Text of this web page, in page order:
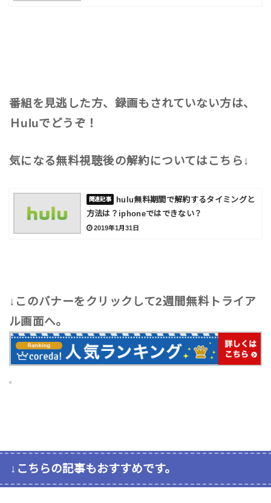
番組を見逃した方、録画もされていない方は、
Ｈuluでどうぞ！
気になる無料視聴後の解約についてはこちら↓
hulu無料期間で解約するタイミングと
方法は？iphoneではできない？
2019年1月31日
↓このバナーをクリックして2週間無料トライア
ル画面へ。
↓こちらの記事もおすすめです。